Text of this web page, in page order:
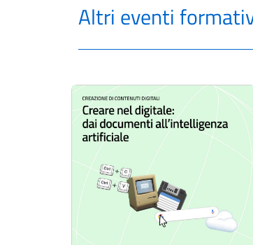
Altri eventi